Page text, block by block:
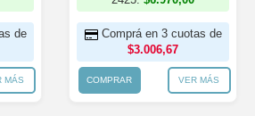
de
MÁS
Comprá en 3 cuotas de
$3.006,67
COMPRAR VER MÁS